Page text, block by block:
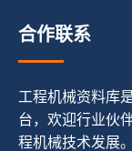
合作联系
工程机械资料库
台，欢迎行业伙
程机械技术发展。